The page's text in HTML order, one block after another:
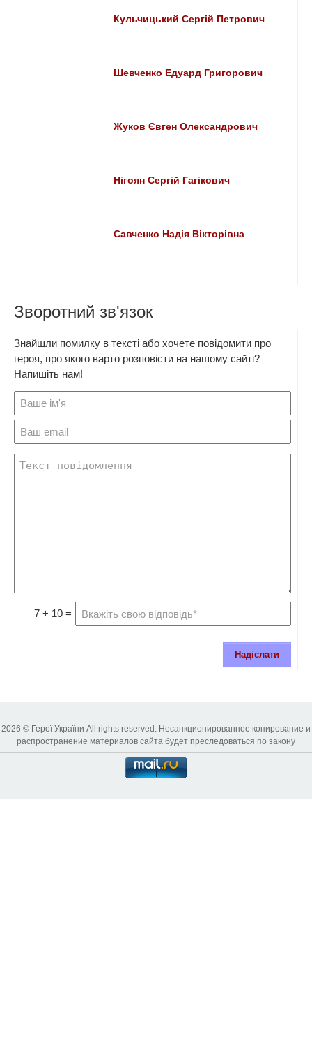
Кульчицький Сергій Петрович
Шевченко Едуард Григорович
Жуков Євген Олександрович
Нігоян Сергій Гагікович
Савченко Надія Вікторівна
Зворотний зв'язок
Знайшли помилку в тексті або хочете повідомити про
героя, про якого варто розповісти на нашому сайті?
Напишіть нам!
7 + 10 =
Надіслати
2026 © Герої України All rights reserved. Несанкционированное копирование и
распространение материалов сайта будет преследоваться по закону